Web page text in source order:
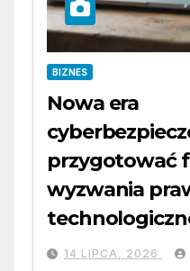
BIZNES
Nowa era
przygotować
wyzwania
14 LIPCA, 2026